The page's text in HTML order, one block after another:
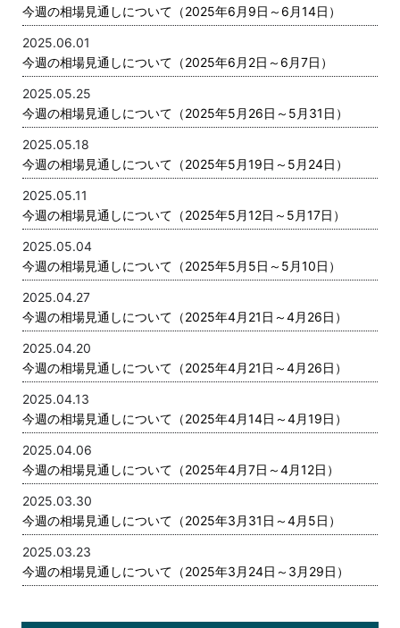
今週の相場見通しについて（2025年6月9日～6月14日）
2025.06.01
今週の相場見通しについて（2025年6月2日～6月7日）
2025.05.25
今週の相場見通しについて（2025年5月26日～5月31日）
2025.05.18
今週の相場見通しについて（2025年5月19日～5月24日）
2025.05.11
今週の相場見通しについて（2025年5月12日～5月17日）
2025.05.04
今週の相場見通しについて（2025年5月5日～5月10日）
2025.04.27
今週の相場見通しについて（2025年4月21日～4月26日）
2025.04.20
今週の相場見通しについて（2025年4月21日～4月26日）
2025.04.13
今週の相場見通しについて（2025年4月14日～4月19日）
2025.04.06
今週の相場見通しについて（2025年4月7日～4月12日）
2025.03.30
今週の相場見通しについて（2025年3月31日～4月5日）
2025.03.23
今週の相場見通しについて（2025年3月24日～3月29日）